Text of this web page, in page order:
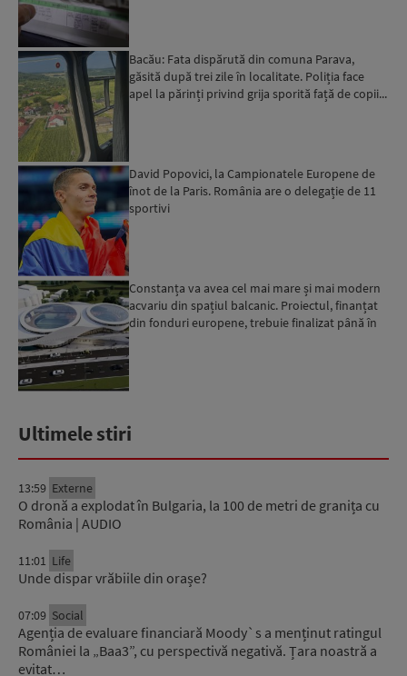
Bacău: Fata dispărută din comuna Parava,
găsită după trei zile în localitate. Poliția face
apel la părinți privind grija sporită față de copii...
David Popovici, la Campionatele Europene de
înot de la Paris. România are o delegație de 11
sportivi
Constanța va avea cel mai mare și mai modern
acvariu din spațiul balcanic. Proiectul, finanțat
din fonduri europene, trebuie finalizat până în
Ultimele stiri
13:59 Externe
O dronă a explodat în Bulgaria, la 100 de metri de granița cu
România | AUDIO
11:01 Life
Unde dispar vrăbiile din orașe?
07:09 Social
Agenția de evaluare financiară Moody`s a menținut ratingul
României la „Baa3”, cu perspectivă negativă. Țara noastră a
evitat…